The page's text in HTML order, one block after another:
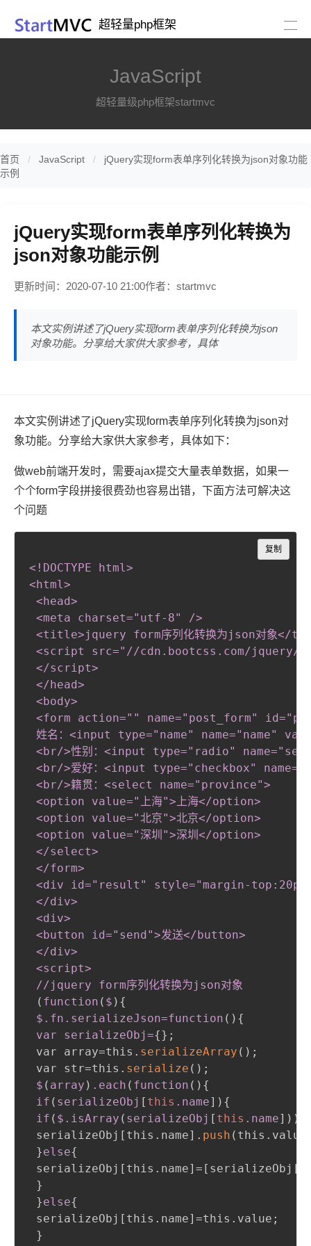
超轻量php框架
JavaScript
超轻量级php框架startmvc
首页 JavaScript
jQuery实现form表单序列化转换为json对象功能
示例
jQuery实现form表单序列化转换为
json对象功能示例
更新时间：2020-07-10 21:00作者：startmvc
本文实例讲述了jQuery实现form表单序列化转换为json
对象功能。分享给大家供大家参考，具体
本文实例讲述了jQuery实现form表单序列化转换为json对
象功能。分享给大家供大家参考，具体如下：
做web前端开发时，需要ajax提交大量表单数据，如果一
个个form字段拼接很费劲也容易出错，下面方法可解决这
个问题
<!DOCTYPE html>
<html>
<head>
<meta charset="utf-8" />
<title>jquery form序列化转换为json对象</
<script src="//cdn .bootcss .com/jquery/3
</script>
</head>
<body>
<form action="" name="post_form"
姓名：<input type="name" name="name"
<br/>性别：<input type="radio"
<br/>爱好：<input type="checkbox"
<br/>籍贯：<select name="province">
<option value="上海">上海</option>
<option value="北京">北京</option>
<option value="深圳">深圳</option>
</select>
</form>
<div id="result" style="margin-top :20px
</div>
<div>
<button id="send">发送</button>
</div>
<script>
//jquery form序列化转换为json对象
( function ( $ ) {
$ .fn .serializeJson=function ( ) {
var serializeObj={} ;
var array=this. serializeArray ( ) ;
var str=this. serialize ( ) ;
$ ( array ) .each ( function ( ) {
if ( serializeObj [ this .name] ) {
if ( $ .isArray ( serializeObj [ this .name] ) )
serializeObj[this.name]. push ( this.value
}else{
}
}else{
serializeObj[this.name]=this.value ;
}
复制
Copy